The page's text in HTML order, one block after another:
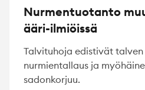
Nurmentuotanto
ääri-ilmiöissä
Talvituhoja edistivät
nurmientallaus ja
sadonkorjuu.